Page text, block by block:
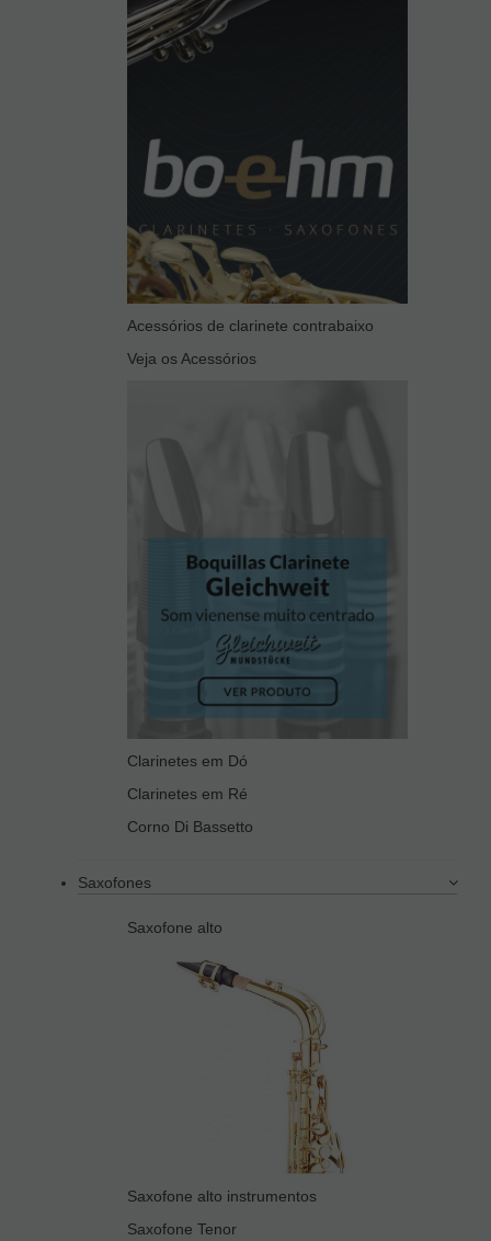
Acessórios de clarinete contrabaixo
Veja os Acessórios
Clarinetes em Dó
Clarinetes em Ré
Corno Di Bassetto
Saxofones
Saxofone alto
Saxofone alto instrumentos
Saxofone Tenor